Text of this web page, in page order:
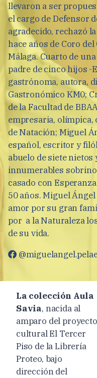
llevaron a ser
el cargo de Defensor
agradecido, rechazó
hace años de Coro
Málaga. Cuarto de
padre de cinco hijos -
gastrónoma, autora,
Gastronómico KM0;
de la Facultad de
empresaria, olímpica,
de Natación; Miguel
español, escritor y
abuelo de siete
innumerables
casado con
50 años. Miguel
amor por su gran
por a la Naturaleza
de su vida.
La colección Aula
Savia, nacida al
amparo del proyecto
cultural El Tercer
Piso de la Librería
Proteo, bajo
dirección del